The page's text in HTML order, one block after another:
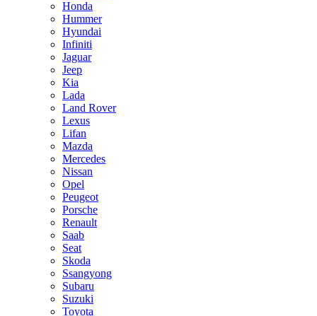
Honda
Hummer
Hyundai
Infiniti
Jaguar
Jeep
Kia
Lada
Land Rover
Lexus
Lifan
Mazda
Mercedes
Nissan
Opel
Peugeot
Porsche
Renault
Saab
Seat
Skoda
Ssangyong
Subaru
Suzuki
Toyota